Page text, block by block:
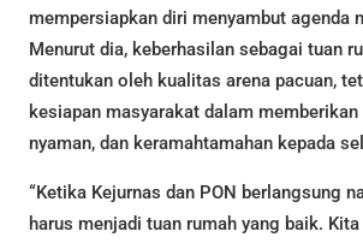
mempersiapkan diri menyambut agenda
Menurut dia, keberhasilan sebagai tuan
ditentukan oleh kualitas arena pacuan,
kesiapan masyarakat dalam memberikan
nyaman, dan keramahtamahan kepada
“Ketika Kejurnas dan PON berlangsung
harus menjadi tuan rumah yang baik.